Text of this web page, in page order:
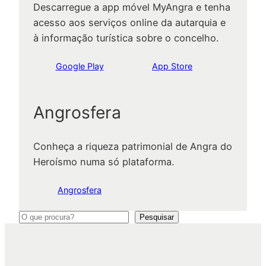
Descarregue a app móvel MyAngra e tenha
acesso aos serviços online da autarquia e
à informação turística sobre o concelho.
Google Play App Store
Angrosfera
Conheça a riqueza patrimonial de Angra do
Heroísmo numa só plataforma.
Angrosfera
P
Pesquisar